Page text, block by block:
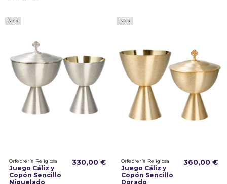
Pack
Orfebrería Religiosa
Juego Cáliz y
Copón Sencillo
Niquelado
330,00 €
Pack
Orfebrería Religiosa
Juego Cáliz y
Copón Sencillo
Dorado
360,00 €